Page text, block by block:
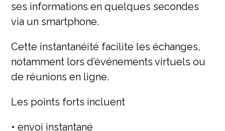
ses informations en quelques secondes
via un smartphone.
Cette instantanéité facilite les échanges,
notamment lors d’événements virtuels ou
de réunions en ligne.
Les points forts incluent
• envoi instantané